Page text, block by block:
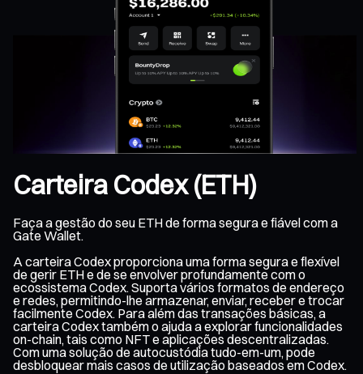
Carteira Codex (ETH)
Faça a gestão do seu ETH de forma segura e fiável com a
Gate Wallet.
A carteira Codex proporciona uma forma segura e flexível
de gerir ETH e de se envolver profundamente com o
ecossistema Codex. Suporta vários formatos de endereço
e redes, permitindo-lhe armazenar, enviar, receber e trocar
facilmente Codex. Para além das transações básicas, a
carteira Codex também o ajuda a explorar funcionalidades
on-chain, tais como NFT e aplicações descentralizadas.
Com uma solução de autocustódia tudo-em-um, pode
desbloquear mais casos de utilização baseados em Codex.